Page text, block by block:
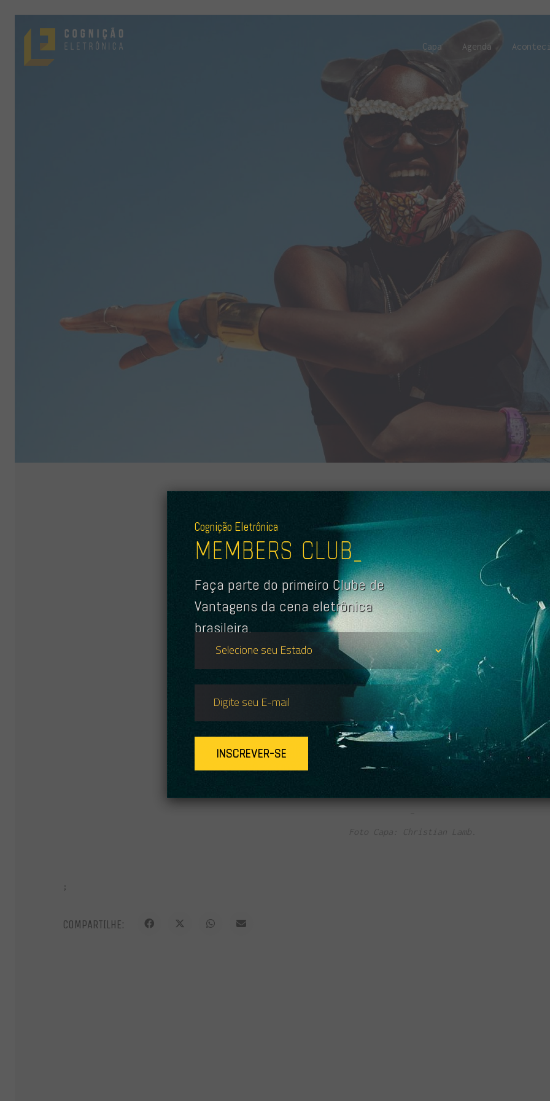
Capa Agenda
50 SETS (FODAS) DO BURNING MAN 2019
Nos tempos atuais, basta aguardarmos poucos dias após o
para que alguns sets já comecem a surgir pela
Levando em consideração que o festival conta com a presença
de 70 mil pessoas, uma diversidade imensa de stages (entende-
stage qualquer tipo de espaço que dê pra fazer uma
possibilidade de qualquer um organizar a sua própria festa
DJ, é natural que nem tudo o que saia de lá seja
ouvidos.
Poupando o esforço dos nossos leitores mais exigentes,
falando, garimpamos o SoundCloud e criamos uma playlist
compilado de 50 DJ Sets e Live Acts, de altíssimo nível, da
2019 do Burning Man — Divirtam-se!
CLIQUE AQUI E SIGA O COGNIÇÃO ELETRÔNICA NO SOUNDCLOUD
–
Foto Capa: Christian Lamb.
;
COMPARTILHE:
Cognição Eletrônica
MEMBERS CLUB_
Faça parte do primeiro Clube de
Vantagens da cena eletrônica
brasileira.
INSCREVER-SE